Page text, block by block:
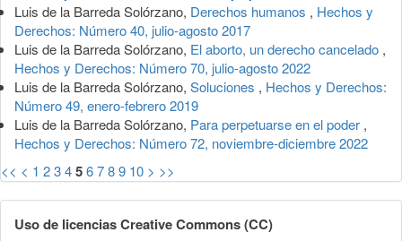
Luis de la Barreda Solórzano, Derechos humanos , Hechos y
Derechos: Número 40, julio-agosto 2017
Luis de la Barreda Solórzano, El aborto, un derecho cancelado ,
Hechos y Derechos: Número 70, julio-agosto 2022
Luis de la Barreda Solórzano, Soluciones , Hechos y Derechos:
Número 49, enero-febrero 2019
Luis de la Barreda Solórzano, Para perpetuarse en el poder ,
Hechos y Derechos: Número 72, noviembre-diciembre 2022
<< < 1 23456789 10 > >>
Uso de licencias Creative Commons (CC)